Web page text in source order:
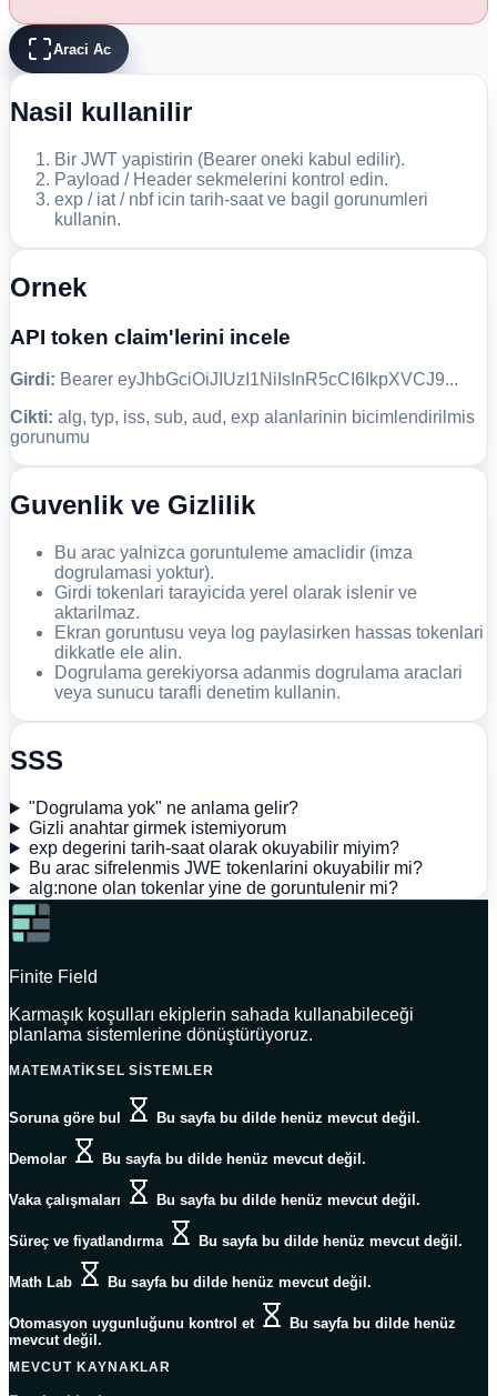
Araci Ac
Nasil kullanilir
Bir JWT yapistirin (Bearer oneki kabul edilir).
Payload / Header sekmelerini kontrol edin.
exp / iat / nbf icin tarih-saat ve bagil gorunumleri
kullanin.
Ornek
API token claim'lerini incele
Girdi: Bearer eyJhbGciOiJIUzI1NiIsInR5cCI6IkpXVCJ9...
Cikti: alg, typ, iss, sub, aud, exp alanlarinin bicimlendirilmis
gorunumu
Guvenlik ve Gizlilik
Bu arac yalnizca goruntuleme amaclidir (imza
dogrulamasi yoktur).
Girdi tokenlari tarayicida yerel olarak islenir ve
aktarilmaz.
Ekran goruntusu veya log paylasirken hassas tokenlari
dikkatle ele alin.
Dogrulama gerekiyorsa adanmis dogrulama araclari
veya sunucu tarafli denetim kullanin.
SSS
"Dogrulama yok" ne anlama gelir?
Gizli anahtar girmek istemiyorum
exp degerini tarih-saat olarak okuyabilir miyim?
Bu arac sifrelenmis JWE tokenlarini okuyabilir mi?
alg:none olan tokenlar yine de goruntulenir mi?
Finite Field
Karmaşık koşulları ekiplerin sahada kullanabileceği
planlama sistemlerine dönüştürüyoruz.
MATEMATIKSEL SISTEMLER
Soruna göre bul Bu sayfa bu dilde henüz mevcut değil.
Demolar Bu sayfa bu dilde henüz mevcut değil.
Vaka çalışmaları Bu sayfa bu dilde henüz mevcut değil.
Süreç ve fiyatlandırma Bu sayfa bu dilde henüz mevcut değil.
Math Lab Bu sayfa bu dilde henüz mevcut değil.
Otomasyon uygunluğunu kontrol et
Bu sayfa bu dilde henüz
mevcut değil.
MEVCUT KAYNAKLAR